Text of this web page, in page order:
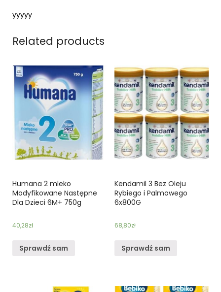
yyyyy
Related products
Humana 2 mleko
Modyfikowane Następne
Dla Dzieci 6M+ 750g
40,28zł
Sprawdź sam
Kendamil 3 Bez Oleju
Rybiego i Palmowego
6x800G
68,80zł
Sprawdź sam